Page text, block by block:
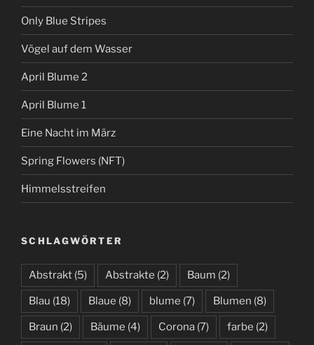
Only Blue Stripes
Vögel auf dem Wasser
April Blume 2
April Blume 1
Eine Nacht im März
Spring Flowers (NFT)
Himmelsstreifen
SCHLAGWÖRTER
Abstrakt (5) Abstrakte (2) Baum (2)
Blau (18) Blaue (8) blume (7) Blumen (8)
Braun (2) Bäume (4) Corona (7) farbe (2)